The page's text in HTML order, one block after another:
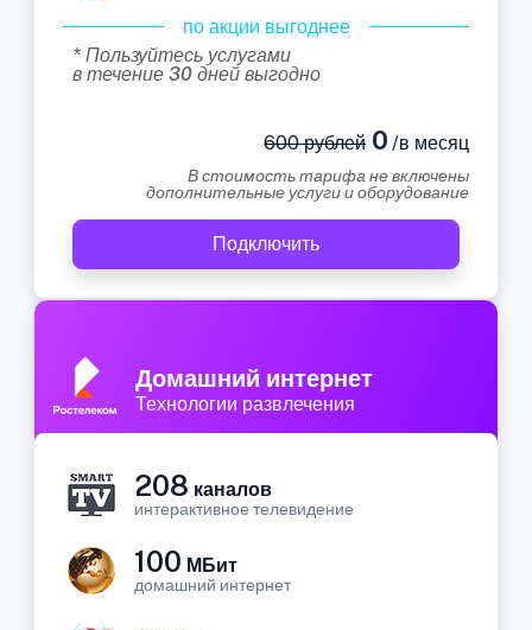
по акции выгоднее
* Пользуйтесь услугами
в течение 30 дней выгодно
600 рублей0 /в месяц
В стоимость тарифа не включены
дополнительные услуги и оборудование
Подключить
Домашний интернет
Технологии развлечения
208 каналов
интерактивное телевидение
100 МБит
домашний интернет